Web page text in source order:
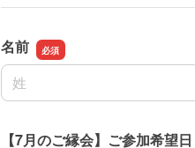
名前
名前の姓
【7月のご縁会】ご参加希望日